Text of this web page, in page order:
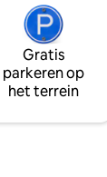
Gratis
parkeren op
het terrein